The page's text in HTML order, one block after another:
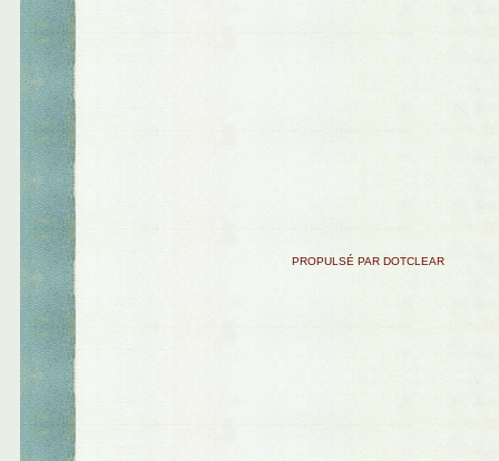
PROPULSÉ PAR DOTCLEAR